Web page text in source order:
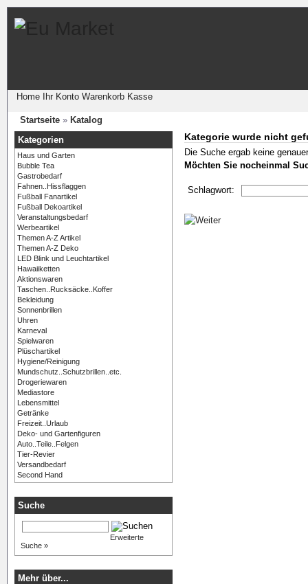
Home Ihr Konto Warenkorb Kasse
Startseite » Katalog
Kategorien
Haus und Garten
Bubble Tea
Gastrobedarf
Fahnen..Hissflaggen
Fußball Fanartikel
Fußball Dekoartikel
Veranstaltungsbedarf
Werbeartikel
Themen A-Z Artikel
Themen A-Z Deko
LED Blink und Leuchtartikel
Hawaiiketten
Aktionswaren
Taschen..Rucksäcke..Koffer
Bekleidung
Sonnenbrillen
Uhren
Karneval
Spielwaren
Plüschartikel
Hygiene/Reinigung
Mundschutz..Schutzbrillen..etc.
Drogeriewaren
Mediastore
Lebensmittel
Getränke
Freizeit..Urlaub
Deko- und Gartenfiguren
Auto..Teile..Felgen
Tier-Revier
Versandbedarf
Second Hand
Suche
Erweiterte
Suche »
Mehr über...
Kategorie wurde nicht
Die Suche ergab keine
Möchten Sie nocheinmal
Schlagwort: